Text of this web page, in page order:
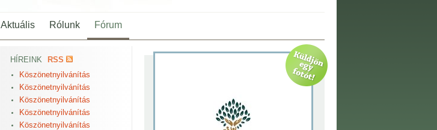
Aktuális Rólunk Fórum
HÍREINK
RSS
Köszönetnyilvánítás
Köszönetnyilvánítás
Köszönetnyilvánítás
Köszönetnyilvánítás
Köszönetnyilvánítás